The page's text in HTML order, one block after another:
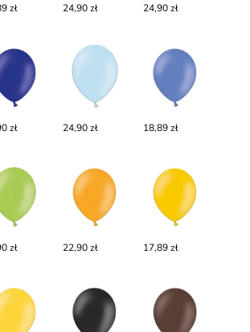
zł 24,90 zł 24,90 zł
zł 24,90 zł 18,89 zł
zł 22,90 zł 17,89 zł